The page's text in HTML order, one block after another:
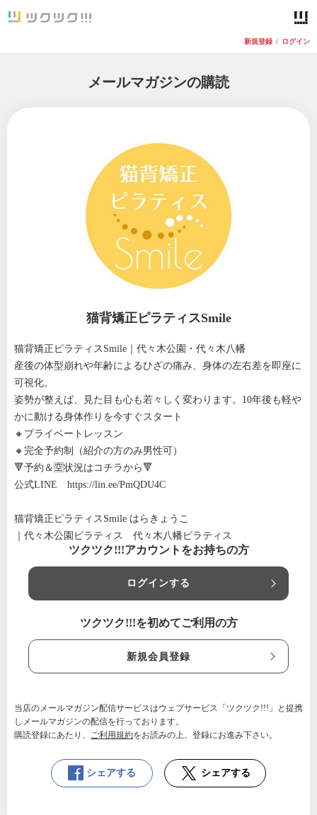
新規登録 / ログイン
メールマガジンの購読
猫背矯正ピラティスSmile
猫背矯正ピラティスSmile｜代々木公園・代々木八幡
産後の体型崩れや年齢によるひざの痛み、身体の左右差を即座に
可視化。
姿勢が整えば、見た目も心も若々しく変わります。10年後も軽や
かに動ける身体作りを今すぐスタート
🔸プライベートレッスン
🔸完全予約制（紹介の方のみ男性可）
🔻予約＆🈳状況はコチラから🔻
公式LINE https://lin.ee/PmQDU4C
猫背矯正ピラティスSmile はらきょうこ
｜代々木公園ピラティス 代々木八幡ピラティス
ツクツク!!!アカウントをお持ちの方
ログインする
ツクツク!!!を初めてご利用の方
新規会員登録
当店のメールマガジン配信サービスはウェブサービス「ツクツク!!!」と提携
しメールマガジンの配信を行っております。
購読登録にあたり、 ご利用規約をお読みの上、登録にお進み下さい。
シェアする シェアする